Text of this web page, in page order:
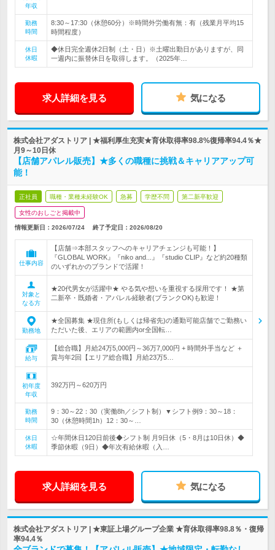
年収
勤務
時間
8:30～17:30（休憩60分）※時間外労働有無：有（残業月平均15
時間程度）
休日
休暇
◆休日完全週休2日制（土・日）※土曜出勤日がありますが、同
一週内に振替休日を取得します。（2025年…
求人詳細を見る 気になる
株式会社アダストリア | ★福利厚生充実★育休取得率98.8%復帰率94.4％★
月9～10日休
【店舗アパレル販売】★多くの職種に挑戦＆キャリアアップ可
能！
正社員 職種・業種未経験OK 急募 学歴不問 第二新卒歓迎
女性のおしごと掲載中
情報更新日：2026/07/24 終了予定日： 2026/08/20
仕事内容
【店舗⇒本部スタッフへのキャリアチェンジも可能！】
『GLOBAL WORK』『niko and...』『studio CLIP』など約20種類
のいずれかのブランドで活躍！
対象と
なる方
★20代男女が活躍中★ やる気や想いを重視する採用です！ ★第
二新卒・既婚者・アパレル経験者(ブランクOK)も歓迎！
勤務地
★全国募集 ★現住所(もしくは帰省先)の通勤可能店舗でご勤務い
ただいた後、エリアの範囲内or全国転…
給与
【総合職】月給24万5,000円～36万7,000円 + 時間外手当など ＋
賞与年2回【エリア総合職】月給23万5…
初年度
年収
392万円～620万円
勤務
時間
9：30～22：30（実働8h／シフト制）▼シフト例9：30～18：
30（休憩時間1h）12：30～…
休日
休暇
☆年間休日120日前後◆シフト制 月9日休（5・8月は10日休）◆
季節休暇（9日）◆年次有給休暇（入…
求人詳細を見る 気になる
株式会社アダストリア | ★東証上場グループ企業 ★育休取得率98.8％・復帰
率94.4％